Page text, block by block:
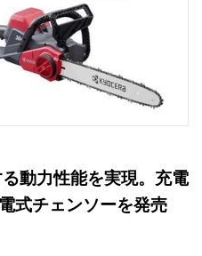
動力性能を実現。充電
式チェンソーを発売